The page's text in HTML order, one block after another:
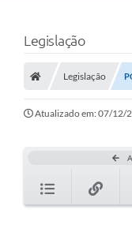
Legislação
Legislação
Atualizado em: 07/12/